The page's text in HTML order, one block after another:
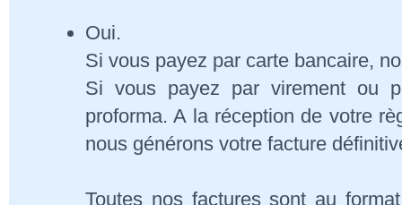
Oui.
Si vous payez par carte bancaire,
Si vous payez par virement ou
proforma. A la réception de votre
nous générons votre facture
Toutes nos factures sont au